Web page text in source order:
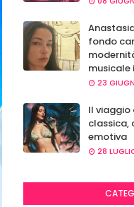
fondo
musicale
23
Il viaggio
classica,
emotiva
28